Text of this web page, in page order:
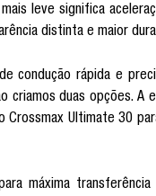
leve significa
distinta e maior
condução rápida e
criamos duas opções. A
Crossmax Ultimate 30
máxima